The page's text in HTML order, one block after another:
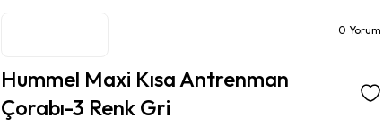
0 Yorum
Hummel Maxi Kısa Antrenman
Çorabı-3 Renk Gri